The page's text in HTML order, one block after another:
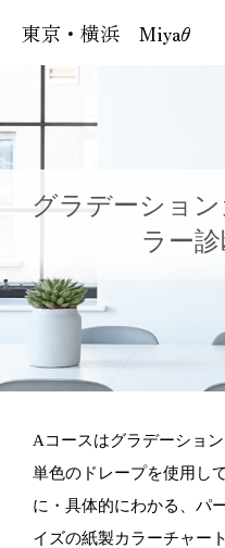
東京・横浜 Miyaθ
グラデーショ
ラー
Aコースはグラデーショ
単色のドレープを使用し
に・具体的にわかる、パ
イズの紙製カラーチャート